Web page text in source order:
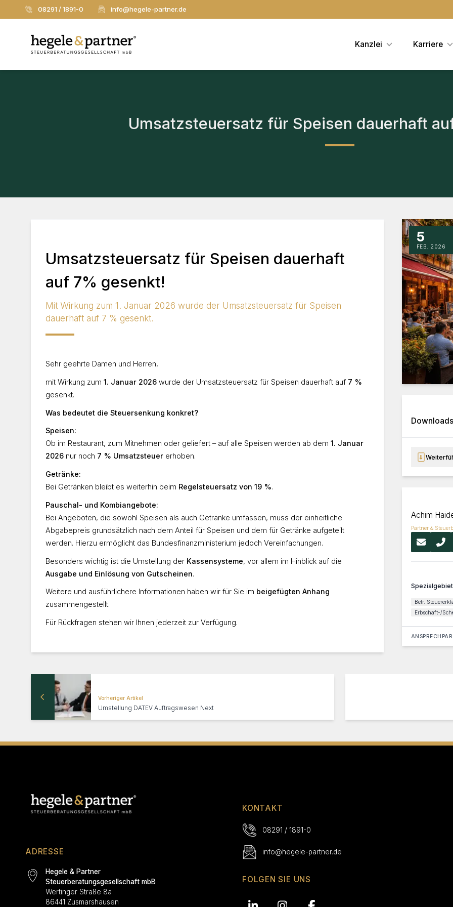
08291 / 1891-0 info@hegele-partner.de
Kanzlei Karriere
Umsatzsteuersatz für Speisen dauerhaft
Umsatzsteuersatz für Speisen dauerhaft
auf 7% gesenkt!
Mit Wirkung zum 1. Januar 2026 wurde der Umsatzsteuersatz für Speisen
dauerhaft auf 7 % gesenkt.
Sehr geehrte Damen und Herren,
mit Wirkung zum 1. Januar 2026wurde der Umsatzsteuersatz für Speisen dauerhaft auf 7 %
gesenkt.
Was bedeutet die Steuersenkung konkret?
Speisen:
Ob im Restaurant, zum Mitnehmen oder geliefert – auf alle Speisen werden ab dem 1. Januar
2026nur noch 7 % Umsatzsteuererhoben.
Getränke:
Bei Getränken bleibt es weiterhin beim Regelsteuersatz von 19 %.
Pauschal- und Kombiangebote:
Bei Angeboten, die sowohl Speisen als auch Getränke umfassen, muss der einheitliche
Abgabepreis grundsätzlich nach dem Anteil für Speisen und dem für Getränke aufgeteilt
werden. Hierzu ermöglicht das Bundesfinanzministerium jedoch Vereinfachungen.
Besonders wichtig ist die Umstellung der Kassensysteme, vor allem im Hinblick auf die
Ausgabe und Einlösung von Gutscheinen.
Weitere und ausführlichere Informationen haben wir für Sie im beigefügten Anhang
zusammengestellt.
Für Rückfragen stehen wir Ihnen jederzeit zur Verfügung.
5
FEB. 2026
Downloads
Achim
Partner &
Betr.
Erbschaft-/
Vorheriger Artikel
Umstellung DATEV Auftragswesen Next
ADRESSE
Hegele & Partner
Steuerberatungsgesellschaft mbB
Wertinger Straße 8a
86441 Zusmarshausen
KONTAKT
08291 / 1891-0
info@hegele-partner.de
FOLGEN SIE UNS